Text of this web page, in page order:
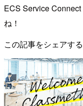
ECS Service
ね！
この記事をシェアする